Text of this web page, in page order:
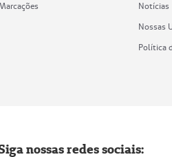
Notícias
Nossas
Política
nossas redes sociais: